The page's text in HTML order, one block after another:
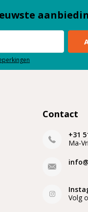
Contact
+31
Ma-
Volg